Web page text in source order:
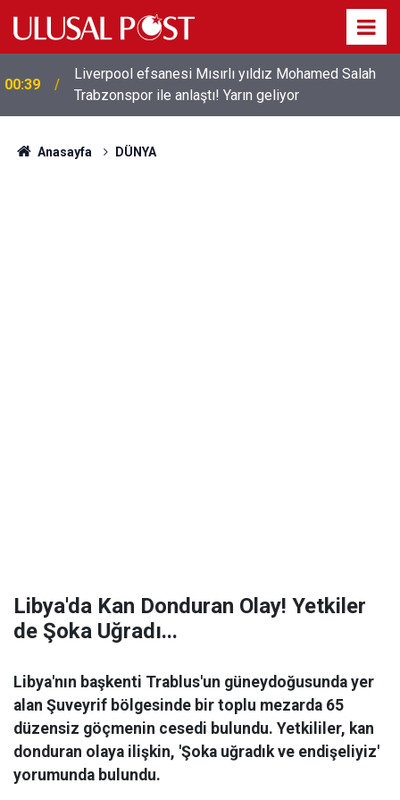
00:39
Liverpool efsanesi Mısırlı yıldız Mohamed Salah
Trabzonspor ile anlaştı! Yarın geliyor
Anasayfa DÜNYA
Libya'da Kan Donduran Olay! Yetkiler
de Şoka Uğradı...
Libya'nın başkenti Trablus'un güneydoğusunda yer
alan Şuveyrif bölgesinde bir toplu mezarda 65
düzensiz göçmenin cesedi bulundu. Yetkililer, kan
donduran olaya ilişkin, 'Şoka uğradık ve endişeliyiz'
yorumunda bulundu.